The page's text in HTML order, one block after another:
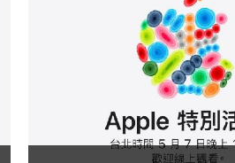
寶石水晶玻璃保護鏡，搭配更亮
式；設有光學雷達掃描儀，可
畫素 122 度超廣角原深感測相